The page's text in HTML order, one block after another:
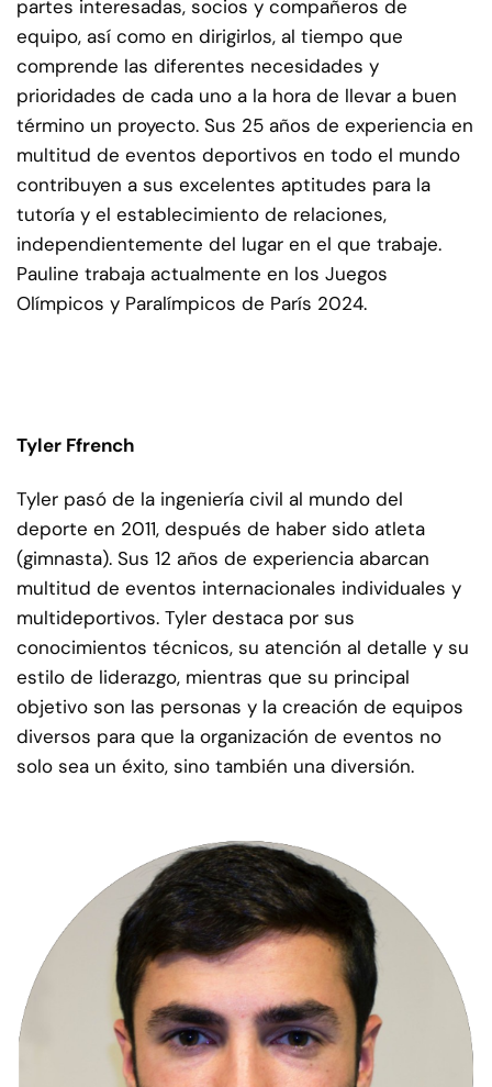
partes interesadas, socios y compañeros de
equipo, así como en dirigirlos, al tiempo que
comprende las diferentes necesidades y
prioridades de cada uno a la hora de llevar a buen
término un proyecto. Sus 25 años de experiencia en
multitud de eventos deportivos en todo el mundo
contribuyen a sus excelentes aptitudes para la
tutoría y el establecimiento de relaciones,
independientemente del lugar en el que trabaje.
Pauline trabaja actualmente en los Juegos
Olímpicos y Paralímpicos de París 2024.
Tyler Ffrench
Tyler pasó de la ingeniería civil al mundo del
deporte en 2011, después de haber sido atleta
(gimnasta). Sus 12 años de experiencia abarcan
multitud de eventos internacionales individuales y
multideportivos. Tyler destaca por sus
conocimientos técnicos, su atención al detalle y su
estilo de liderazgo, mientras que su principal
objetivo son las personas y la creación de equipos
diversos para que la organización de eventos no
solo sea un éxito, sino también una diversión.